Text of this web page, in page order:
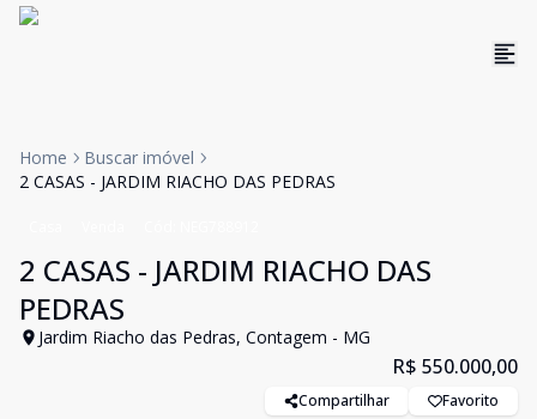
Home
Buscar imóvel
2 CASAS - JARDIM RIACHO DAS PEDRAS
2 CASAS - JARDIM RIACHO DAS
PEDRAS
Jardim Riacho das Pedras, Contagem - MG
R$ 550.000,00
Compartilhar Favorito